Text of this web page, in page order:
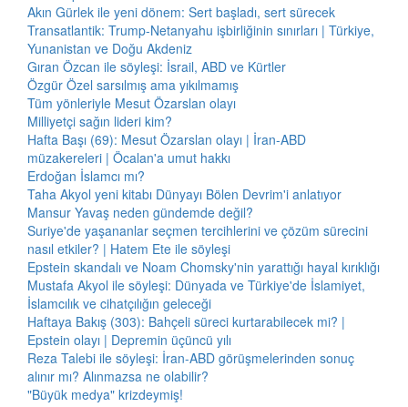
Akın Gürlek ile yeni dönem: Sert başladı, sert sürecek
Transatlantik: Trump-Netanyahu işbirliğinin sınırları | Türkiye,
Yunanistan ve Doğu Akdeniz
Gıran Özcan ile söyleşi: İsrail, ABD ve Kürtler
Özgür Özel sarsılmış ama yıkılmamış
Tüm yönleriyle Mesut Özarslan olayı
Milliyetçi sağın lideri kim?
Hafta Başı (69): Mesut Özarslan olayı | İran-ABD
müzakereleri | Öcalan'a umut hakkı
Erdoğan İslamcı mı?
Taha Akyol yeni kitabı Dünyayı Bölen Devrim'i anlatıyor
Mansur Yavaş neden gündemde değil?
Suriye'de yaşananlar seçmen tercihlerini ve çözüm sürecini
nasıl etkiler? | Hatem Ete ile söyleşi
Epstein skandalı ve Noam Chomsky'nin yarattığı hayal kırıklığı
Mustafa Akyol ile söyleşi: Dünyada ve Türkiye'de İslamiyet,
İslamcılık ve cihatçılığın geleceği
Haftaya Bakış (303): Bahçeli süreci kurtarabilecek mi? |
Epstein olayı | Depremin üçüncü yılı
Reza Talebi ile söyleşi: İran-ABD görüşmelerinden sonuç
alınır mı? Alınmazsa ne olabilir?
"Büyük medya" krizdeymiş!